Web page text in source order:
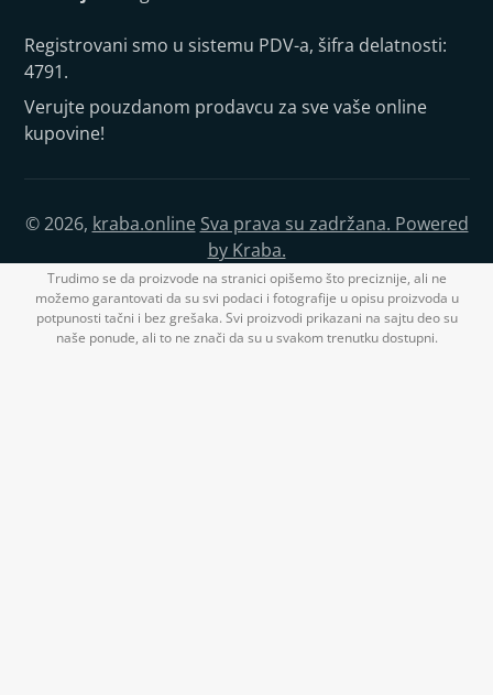
Registrovani smo u sistemu PDV-a, šifra delatnosti:
4791.
Verujte pouzdanom prodavcu za sve vaše online
kupovine!
© 2026, kraba.online Sva prava su zadržana. Powered
by Kraba.
Trudimo se da proizvode na stranici opišemo što preciznije, ali ne
možemo garantovati da su svi podaci i fotografije u opisu proizvoda u
potpunosti tačni i bez grešaka. Svi proizvodi prikazani na sajtu deo su
naše ponude, ali to ne znači da su u svakom trenutku dostupni.